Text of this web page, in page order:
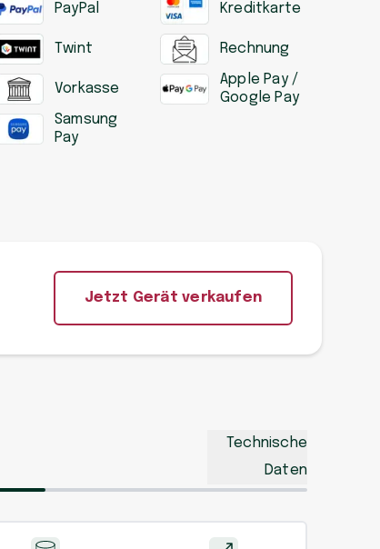
PayPal Kreditkarte
Twint Rechnung
Vorkasse
Apple Pay /
Google Pay
Samsung
Pay
Jetzt Gerät verkaufen
Technische
Daten